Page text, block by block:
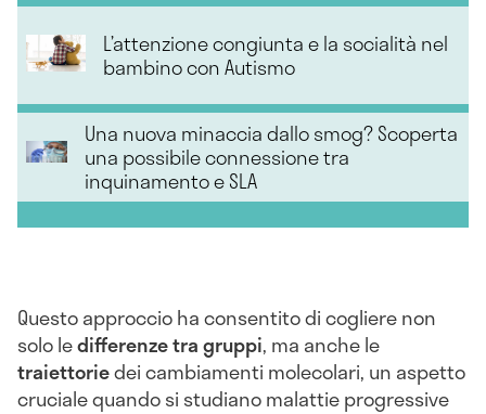
L’attenzione congiunta e la socialità nel
bambino con Autismo
Una nuova minaccia dallo smog? Scoperta
una possibile connessione tra
inquinamento e SLA
Questo approccio ha consentito di cogliere non
solo ledifferenze tra gruppi, ma anche le
traiettoriedei cambiamenti molecolari, un aspetto
cruciale quando si studiano malattie progressive